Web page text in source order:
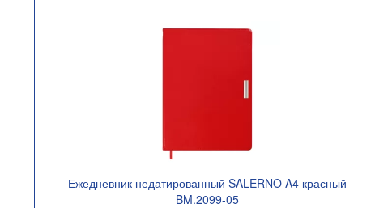
Ежедневник недатированный SALERNO A4 красный
BM.2099-05